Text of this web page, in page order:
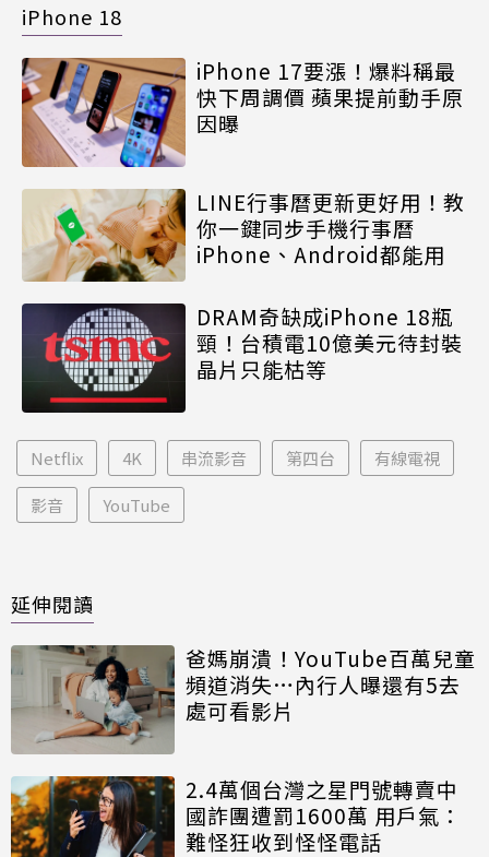
iPhone 18
iPhone 17要漲！爆料稱最
快下周調價 蘋果提前動手原
因曝
LINE行事曆更新更好用！教
你一鍵同步手機行事曆
iPhone、Android都能用
DRAM奇缺成iPhone 18瓶
頸！台積電10億美元待封裝
晶片只能枯等
Netflix 4K 串流影音 第四台 有線電視
影音 YouTube
延伸閱讀
爸媽崩潰！YouTube百萬兒童
頻道消失…內行人曝還有5去
處可看影片
2.4萬個台灣之星門號轉賣中
國詐團遭罰1600萬 用戶氣：
難怪狂收到怪怪電話